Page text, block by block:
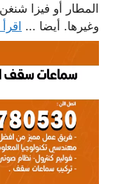
المطار أو فيزا
وغيرها. أيضا ...